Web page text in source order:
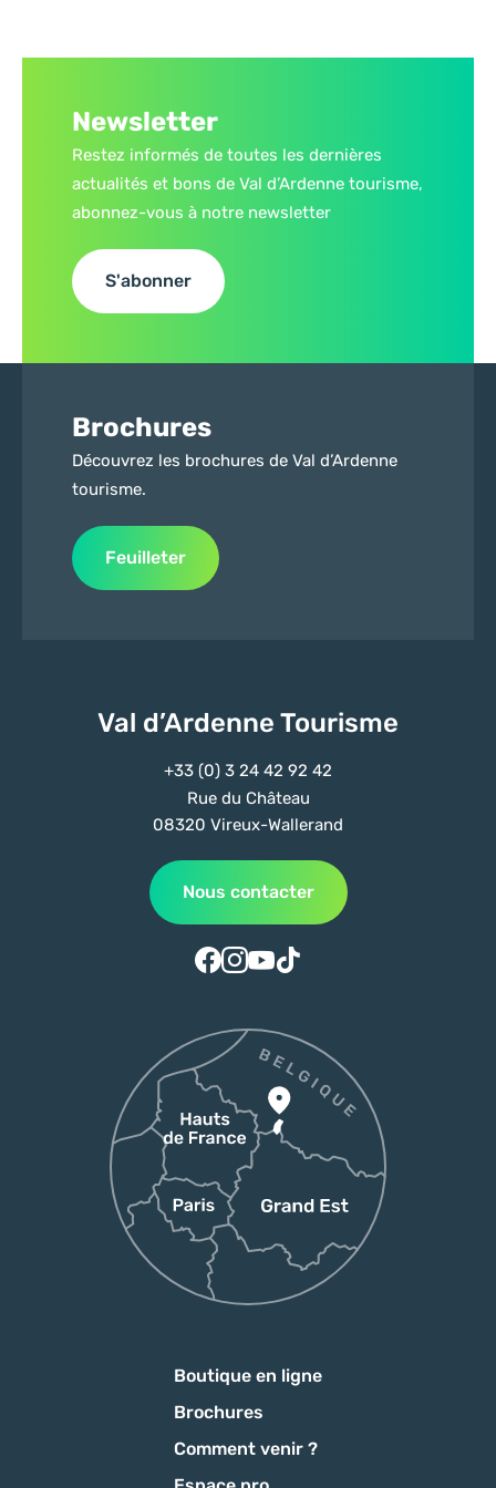
Newsletter
Restez informés de toutes les dernières
actualités et bons de Val d’Ardenne tourisme,
abonnez-vous à notre newsletter
S'abonner
Brochures
Découvrez les brochures de Val d’Ardenne
tourisme.
Feuilleter
Val d’Ardenne Tourisme
+33 (0) 3 24 42 92 42
Rue du Château
08320 Vireux-Wallerand
Nous contacter
Suivez-nous sur Facebook
Suivez-nous sur Instagram
Suivez-nous sur Youtube
Suivez-nous sur Tiktok
Boutique en ligne
Brochures
Comment venir ?